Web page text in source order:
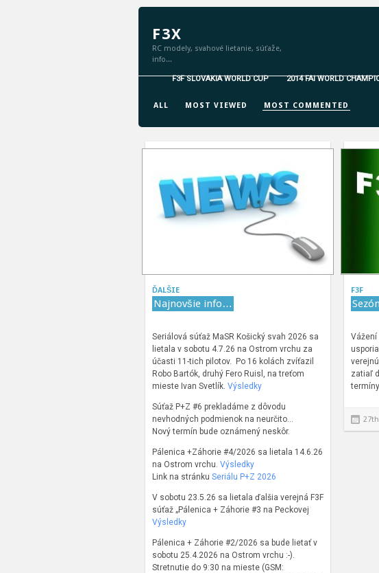
F3X
RC modely, svahové lietanie, súťaže,
info...
F3F SLOVAKIA WORLD CUP 2014 FAI WORLD
ALL MOST VIEWED MOST COMMENTED
ĎALŠIE
Najnovšie info…
Seriálová súťaž MaSR Košický svah 2026 sa
lietala v sobotu 4.7.26 na Ostrom vrchu za
účasti 11-tich pilotov. Po 16 kolách zvíťazil
Robo Bartók, druhý Fero Ruisl, na treťom
mieste Ivan Svetlík. Výsledky
Súťaž P+Z #6 prekladáme z dôvodu
nevhodných podmienok na neurčito…
Nový termín bude oznámený neskôr.
Pálenica +Záhorie #4/2026 sa lietala 14.6.26
na Ostrom vrchu. Výsledky
Link na stránku Seriálu P+Z 2026
V sobotu 23.5.26 sa lietala ďalšia verejná F3F
súťaž „Pálenica + Záhorie #3 na Peckovej
Výsledky
Pálenica + Záhorie #2/2026 sa bude lietať v
sobotu 25.4.2026 na Ostrom vrchu :-).
Stretnutie do 9:30 na mieste (GSM:
F3F
Vážení
zatiaľ